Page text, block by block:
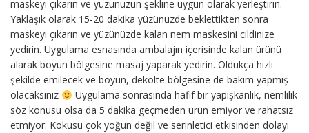
maskeyi çıkarın ve yüzünüzün şekline uygun olarak yerleştirin.
Yaklaşık olarak 15-20 dakika yüzünüzde beklettikten sonra
maskeyi çıkarın ve yüzünüzde kalan nem maskesini cildinize
yedirin. Uygulama esnasında ambalajın içerisinde kalan ürünü
alarak boyun bölgesine masaj yaparak yedirin. Oldukça hızlı
şekilde emilecek ve boyun, dekolte bölgesine de bakım yapmış
olacaksınız
Uygulama sonrasında hafif bir yapışkanlık, nemlilik
söz konusu olsa da 5 dakika geçmeden ürün emiyor ve rahatsız
etmiyor. Kokusu çok yoğun değil ve serinletici etkisinden dolayı